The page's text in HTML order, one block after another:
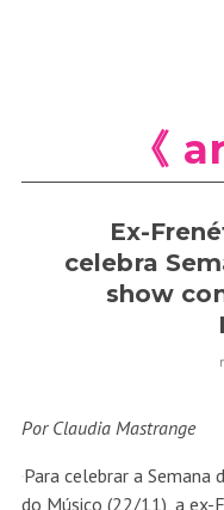
《
Ex-
celebra
show
Por Claudia Mastrange
Para celebrar a Semana
do Músico (22/11), a ex-